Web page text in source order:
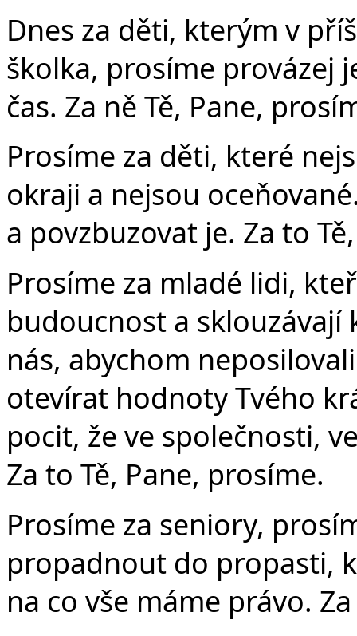
Dnes za děti, kterým v
školka, prosíme provázej
čas. Za ně Tě, Pane,
Prosíme za děti, které
okraji a nejsou
a povzbuzovat je. Za to
Prosíme za mladé lidi,
budoucnost a
nás, abychom
otevírat hodnoty Tvého
pocit, že ve společnosti,
Za to Tě, Pane, prosíme.
Prosíme za seniory,
propadnout do propasti,
na co vše máme právo.